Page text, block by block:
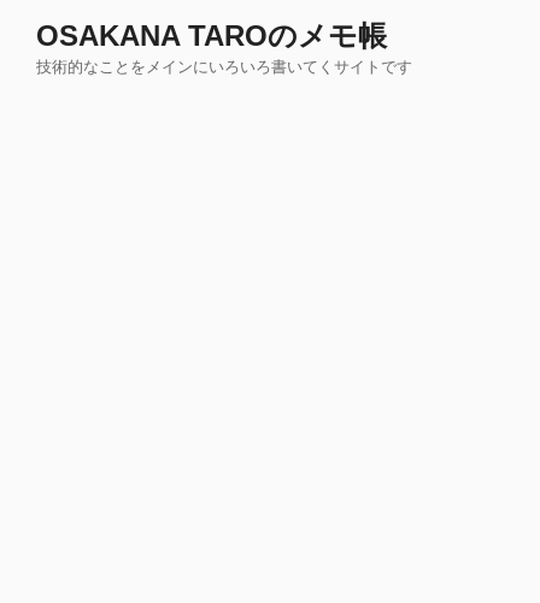
OSAKANA TAROのメモ帳
技術的なことをメインにいろいろ書いてくサイトです